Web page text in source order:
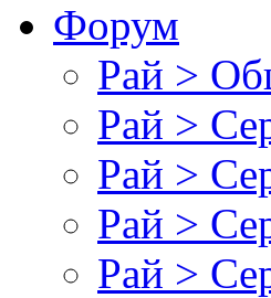
Форум
Рай >
Рай >
Рай >
Рай >
Рай >